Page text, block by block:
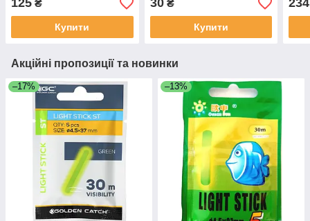
125 ₴
Купити
30₴
Купити
234
Акційні пропозиції та новинки
–17% –13%